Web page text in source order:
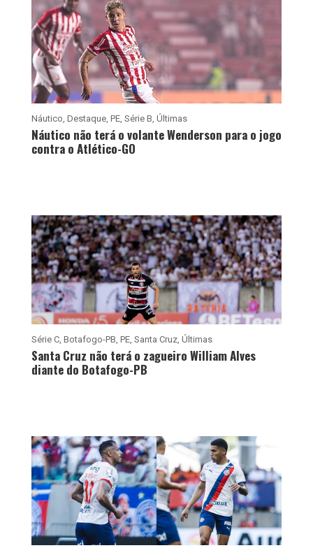
Náutico Destaque, PE, Série B Últimas
Náutico não terá o volante Wenderson para o jogo
contra o Atlético-GO
Série C, Botafogo-PB PE, Santa Cruz, Últimas
Santa Cruz não terá o zagueiro William Alves
diante do Botafogo-PB